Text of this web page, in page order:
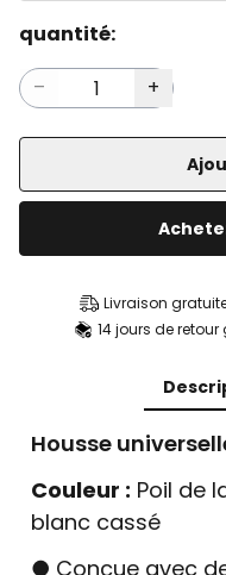
quantité:
Livraison
14 jours de
Housse
Couleur : Poil de
blanc cassé
● Conçue avec